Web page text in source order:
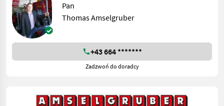
Pan
Thomas Amselgruber
+43 664 *******
Zadzwoń do doradcy